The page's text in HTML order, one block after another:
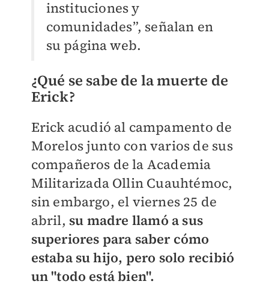
instituciones y
comunidades”, señalan en
su página web.
¿Qué se sabe de la muerte de
Erick?
Erick acudió al campamento de
Morelos junto con varios de sus
compañeros de la Academia
Militarizada Ollin Cuauhtémoc,
sin embargo, el viernes 25 de
abril, su madre llamó a sus
superiores para saber cómo
estaba su hijo, pero solo recibió
un "todo está bien".